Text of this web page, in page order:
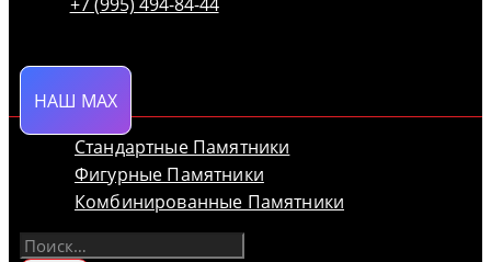
НАШ MAX
Стандартные Памятники
Фигурные Памятники
Комбинированные Памятники
Найти: